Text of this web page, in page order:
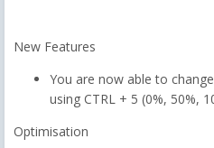
New Features
You are now able to
using CTRL + 5 (0%, 50%,
Optimisation